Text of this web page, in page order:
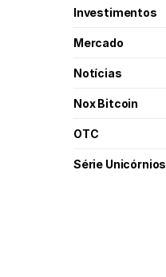
Investimentos
Mercado
Notícias
Nox Bitcoin
OTC
Série Unicórnios